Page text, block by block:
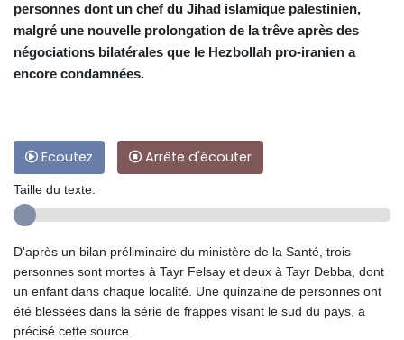
personnes dont un chef du Jihad islamique palestinien,
malgré une nouvelle prolongation de la trêve après des
négociations bilatérales que le Hezbollah pro-iranien a
encore condamnées.
Ecoutez Arrête d'écouter
Taille du texte:
D'après un bilan préliminaire du ministère de la Santé, trois
personnes sont mortes à Tayr Felsay et deux à Tayr Debba, dont
un enfant dans chaque localité. Une quinzaine de personnes ont
été blessées dans la série de frappes visant le sud du pays, a
précisé cette source.